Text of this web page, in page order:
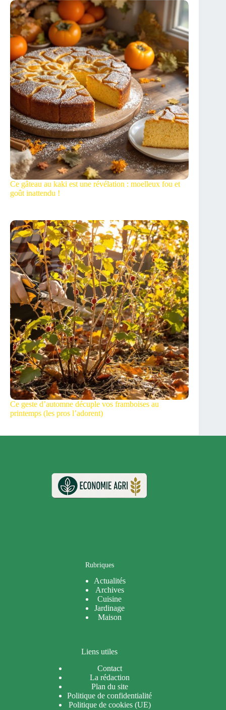
Ce gâteau au kaki est une révélation : moelleux fou et
goût inattendu !
Ce geste d’automne décuple vos framboises au
printemps (les pros l’adorent)
Rubriques
Actualités
Archives
Cuisine
Jardinage
Maison
Liens utiles
Contact
La rédaction
Plan du site
Politique de confidentialité
Politique de cookies (UE)